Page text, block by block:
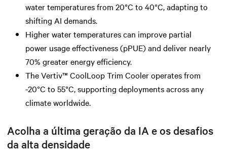
water temperatures from 20°C to 40°C, adapting to
shifting AI demands.
Higher water temperatures can improve partial
power usage effectiveness (pPUE) and deliver nearly
70% greater energy efficiency.
The Vertiv™ CoolLoop Trim Cooler operates from
-20°C to 55°C, supporting deployments across any
climate worldwide.
Acolha a última geração da IA e os desafios
da alta densidade